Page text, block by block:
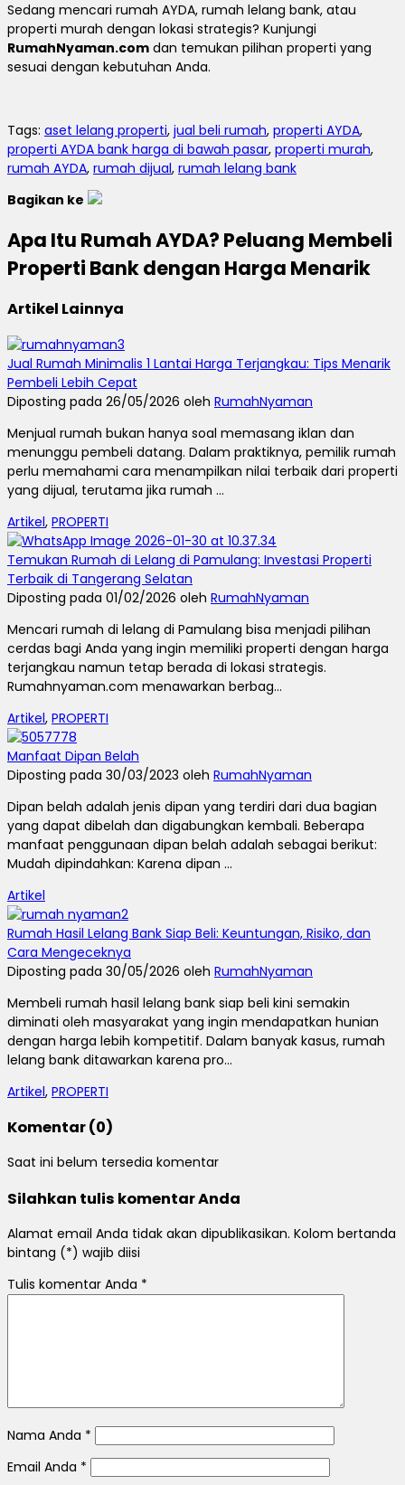
Sedang mencari rumah AYDA, rumah lelang bank, atau
properti murah dengan lokasi strategis? Kunjungi
RumahNyaman.com dan temukan pilihan properti yang
sesuai dengan kebutuhan Anda.
Tags: aset lelang properti, jual beli rumah, properti AYDA,
properti AYDA bank harga di bawah pasar, properti murah,
rumah AYDA, rumah dijual, rumah lelang bank
Bagikan ke
Apa Itu Rumah AYDA? Peluang Membeli
Properti Bank dengan Harga Menarik
Artikel Lainnya
Jual Rumah Minimalis 1 Lantai Harga Terjangkau: Tips Menarik
Pembeli Lebih Cepat
Diposting pada 26/05/2026 oleh RumahNyaman
Menjual rumah bukan hanya soal memasang iklan dan
menunggu pembeli datang. Dalam praktiknya, pemilik rumah
perlu memahami cara menampilkan nilai terbaik dari properti
yang dijual, terutama jika rumah ...
Artikel, PROPERTI
Temukan Rumah di Lelang di Pamulang: Investasi Properti
Terbaik di Tangerang Selatan
Diposting pada 01/02/2026 oleh RumahNyaman
Mencari rumah di lelang di Pamulang bisa menjadi pilihan
cerdas bagi Anda yang ingin memiliki properti dengan harga
terjangkau namun tetap berada di lokasi strategis.
Rumahnyaman.com menawarkan berbag...
Artikel, PROPERTI
Manfaat Dipan Belah
Diposting pada 30/03/2023 oleh RumahNyaman
Dipan belah adalah jenis dipan yang terdiri dari dua bagian
yang dapat dibelah dan digabungkan kembali. Beberapa
manfaat penggunaan dipan belah adalah sebagai berikut:
Mudah dipindahkan: Karena dipan ...
Artikel
Rumah Hasil Lelang Bank Siap Beli: Keuntungan, Risiko, dan
Cara Mengeceknya
Diposting pada 30/05/2026 oleh RumahNyaman
Membeli rumah hasil lelang bank siap beli kini semakin
diminati oleh masyarakat yang ingin mendapatkan hunian
dengan harga lebih kompetitif. Dalam banyak kasus, rumah
lelang bank ditawarkan karena pro...
Artikel, PROPERTI
Komentar (0)
Saat ini belum tersedia komentar
Silahkan tulis komentar Anda
Alamat email Anda tidak akan dipublikasikan. Kolom bertanda
bintang (*) wajib diisi
Tulis komentar Anda *
Nama Anda *
Email Anda *